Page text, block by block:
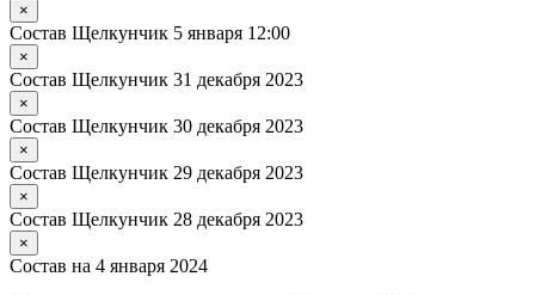
×
Состав Щелкунчик 5 января 12:00
×
Состав Щелкунчик 31 декабря 2023
×
Состав Щелкунчик 30 декабря 2023
×
Состав Щелкунчик 29 декабря 2023
×
Состав Щелкунчик 28 декабря 2023
×
Состав на 4 января 2024